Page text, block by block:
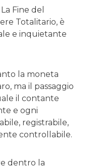
Fine del
Totalitario, è
e inquietante
la moneta
ma il passaggio
il contante
e ogni
registrabile,
controllabile.
dentro la